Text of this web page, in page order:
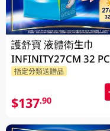
護舒寶 液體衛生巾
INFINITY27CM 32 PC
(包裝隨機發放)
指定分類送贈品
$137.90